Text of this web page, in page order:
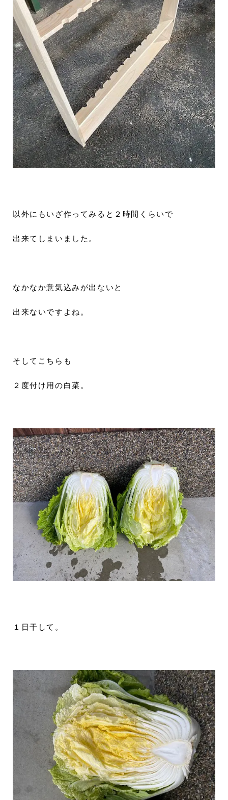
以外にもいざ作ってみると２時間くらいで
出来てしまいました。
なかなか意気込みが出ないと
出来ないですよね。
そしてこちらも
２度付け用の白菜。
１日干して。